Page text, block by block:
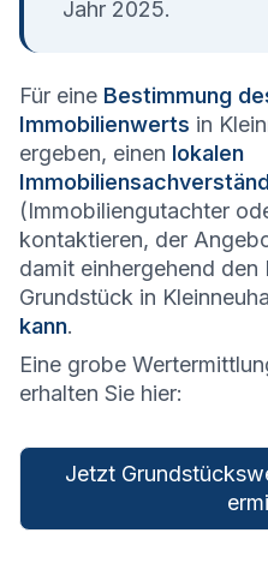
Jahr 2025.
Für eine Bestimmung
Immobilienwerts in
ergeben, einen lokalen
(Immobiliengutachter
kontaktieren, der
damit einhergehend
Grundstück in
kann.
Eine grobe
erhalten Sie hier:
Jetzt